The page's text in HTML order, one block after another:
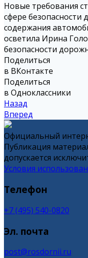
Новые требования
сфере
содержания
осветила Ирина
безопасности
Поделиться
в ВКонтакте
Поделиться
в Одноклассники
Назад
Вперед
Официальный
Публикация
допускается
Условия
Телефон
+7 (495) 540-0820
Эл. почта
post@rosdornii.ru